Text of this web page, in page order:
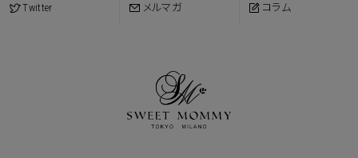
Twitter メルマガ コラム